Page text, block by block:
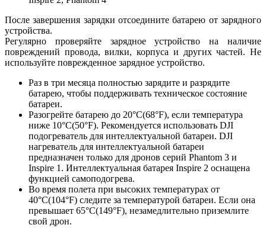
После завершения зарядки отсоедините батарею от зарядного
устройства.
Регулярно проверяйте зарядное устройство на наличие
повреждений провода, вилки, корпуса и других частей. Не
используйте поврежденное зарядное устройство.
Раз в три месяца полностью зарядите и разрядите
батарею, чтобы поддерживать техническое состояние
батареи.
Разогрейте батарею до 20°C(68°F), если температура
ниже 10°C(50°F). Рекомендуется использовать DJI
подогреватель для интеллектуальной батареи. DJI
нагреватель для интеллектуальной батареи
предназначен только для дронов серий Phantom 3 и
Inspire 1. Интеллектуальная батарея Inspire 2 оснащена
функцией самоподогрева.
Во время полета при высоких температурах от
40°C(104°F) следите за температурой батареи. Если она
превышает 65°C(149°F), незамедлительно приземлите
свой дрон.